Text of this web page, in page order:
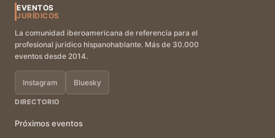
EVENTOS
JURÍDICOS
La comunidad iberoamericana de referencia para el
profesional jurídico hispanohablante. Más de 30.000
eventos desde 2014.
Instagram Bluesky
DIRECTORIO
Próximos eventos